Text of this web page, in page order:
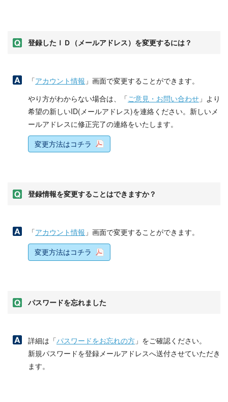
登録したＩＤ（メールアドレス）を変更するには？
「アカウント情報 」画面で変更することができます。
やり方がわからない場合は、「ご意見・お問い合わせ 」より
希望の新しいID(メールアドレス)を連絡ください。新しいメ
ールアドレスに修正完了の連絡をいたします。
変更方法はコチラ
登録情報を変更することはできますか？
「アカウント情報 」画面で変更することができます。
変更方法はコチラ
パスワードを忘れました
詳細は「パスワードをお忘れの方 」をご確認ください。
新規パスワードを登録メールアドレスへ送付させていただき
ます。